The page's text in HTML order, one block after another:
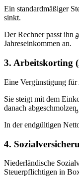
Ein standardmäßiger
sinkt.
Der Rechner passt ihn
Jahreseinkommen an.
3. Arbeitskorting
Eine Vergünstigung für
Sie steigt mit dem
danach abgeschmolzen.
In der endgültigen
4.
Niederländische
Steuerpflichtigen in